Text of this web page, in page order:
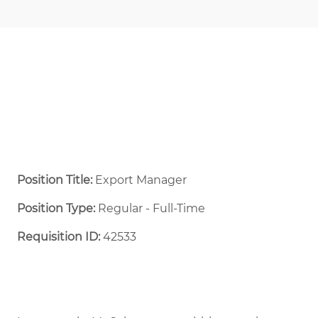
Position Title: Export Manager
Position Type:Regular - Full-Time ​
Requisition ID:42533